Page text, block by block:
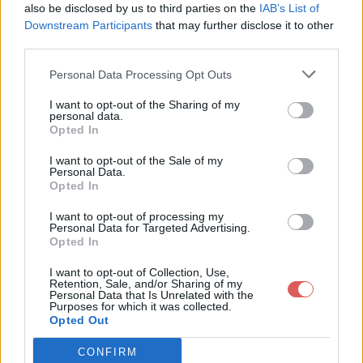
also be disclosed by us to third parties on the IAB’s List of
Downstream Participants that may further disclose it to other
Personal Data Processing Opt Outs
I want to opt-out of the Sharing of my
personal data.
Opted In
I want to opt-out of the Sale of my
Personal Data.
Opted In
I want to opt-out of processing my
Personal Data for Targeted Advertising.
Opted In
I want to opt-out of Collection, Use,
Retention, Sale, and/or Sharing of my
Personal Data that Is Unrelated with the
Purposes for which it was collected.
Opted Out
CONFIRM
Partager le fichier
GroupCalendar.zip sur le Web et
les réseaux sociaux:
Télécharger le fichier GroupCale
ndar.zip